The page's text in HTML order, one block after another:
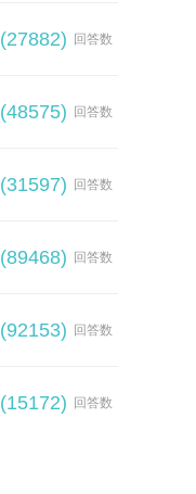
回答数
(27882)
回答数
(48575)
回答数
(31597)
回答数
(89468)
回答数
(92153)
回答数
(15172)